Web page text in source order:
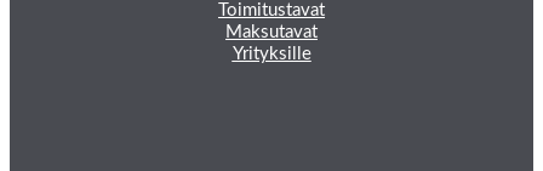
Toimitustavat
Maksutavat
Yrityksille